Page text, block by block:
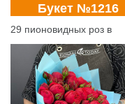
Букет №1216
29 пионовидных роз в
бумаге